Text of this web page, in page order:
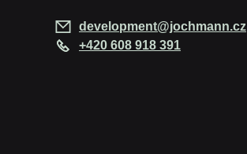
development@jochmann.cz
+420 608 918 391